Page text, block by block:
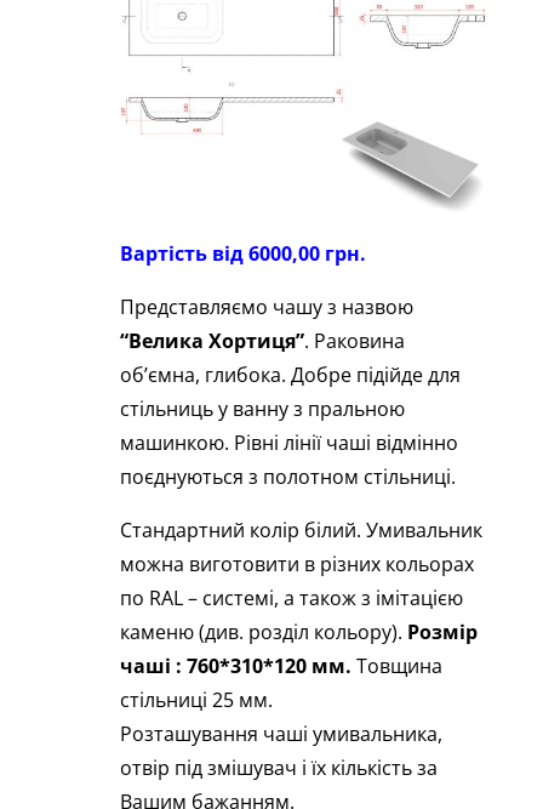
Вартість від 6000,00 грн.
Представляємо чашу з назвою
“Велика Хортиця”. Раковина
об’ємна, глибока. Добре підійде для
стільниць у ванну з пральною
машинкою. Рівні лінії чаші відмінно
поєднуються з полотном стільниці.
Стандартний колір білий. Умивальник
можна виготовити в різних кольорах
по RAL – системі, а також з імітацією
каменю (див. розділ кольору). Розмір
чаші : 760*310*120 мм. Товщина
стільниці 25 мм.
Розташування чаші умивальника,
отвір під змішувач і їх кількість за
Вашим бажанням.